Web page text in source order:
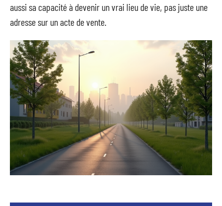
aussi sa capacité à devenir un vrai lieu de vie, pas juste une
adresse sur un acte de vente.